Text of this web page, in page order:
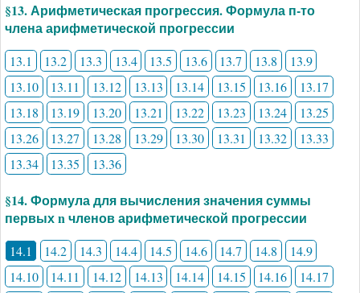
§13. Арифметическая прогрессия. Формула п-то
члена арифметической прогрессии
13.1 13.2 13.3 13.4 13.5 13.6 13.7 13.8
13.9
13.10
13.11 13.12 13.13 13.14 13.15 13.16
13.17
13.18
13.19 13.20 13.21 13.22 13.23 13.24
13.25
13.26
13.27 13.28 13.29 13.30 13.31 13.32
13.33
13.34
13.35 13.36
§14. Формула для вычисления значения суммы
первых n членов арифметической прогрессии
14.1 14.2 14.3 14.4 14.5 14.6 14.7 14.8
14.9
14.10
14.11 14.12 14.13 14.14 14.15 14.16
14.17